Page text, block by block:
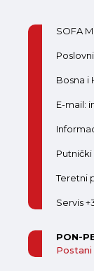
SOFA
Bosna i
E-mail:
Putnički
Teretni
Servis
PON-